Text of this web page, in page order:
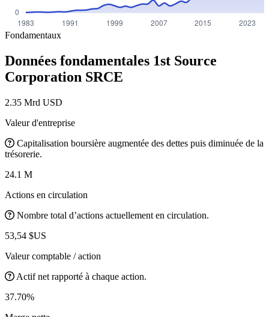
Fondamentaux
Données fondamentales 1st Source
Corporation SRCE
2.35 Mrd USD
Valeur d'entreprise
Capitalisation boursière augmentée des dettes puis diminuée de la
trésorerie.
24.1 M
Actions en circulation
Nombre total d’actions actuellement en circulation.
53,54 $US
Valeur comptable / action
Actif net rapporté à chaque action.
37.70%